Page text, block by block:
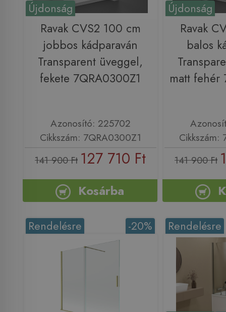
Újdonság
Ravak CVS2 100 cm
jobbos kádparaván
Transparent üveggel,
fekete 7QRA0300Z1
Azonosító: 225702
Cikkszám: 7QRA0300Z1
141 900 Ft 127 710 Ft
Kosárba
Újdonság
Ravak
balos
matt fehér
Cikkszám:
141 900 Ft
-20%
Rendelésre Rendelésre